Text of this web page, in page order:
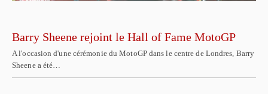
Barry Sheene rejoint le Hall of Fame MotoGP
A l'occasion d'une cérémonie du MotoGP dans le centre de Londres, Barry
Sheene a été…